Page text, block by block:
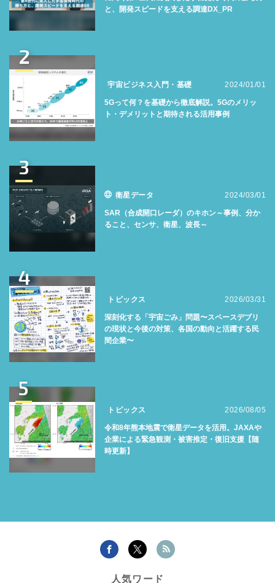
と、開発スピードを支える調達DX_PR
2
宇宙ビジネス入門・基礎 2024/01/01
5Gって何？を基礎から徹底解説。5Gのメリッ
ト・デメリットと期待される活用事例
3
衛星データ 2024/03/01
SAR（合成開口レーダ）のキホン～事例、分か
ること、センサ、衛星、波長～
4
トピックス 2026/03/31
深刻化する「宇宙ごみ」問題〜スペースデブリ
の現状と今後の対策、各国の動向と活躍する民
間企業〜
5
トピックス 2026/08/05
令和8年熊本地震で衛星データを活用。JAXAや
企業による緊急観測・被害推定・復旧支援【随
時更新】
人気ワード